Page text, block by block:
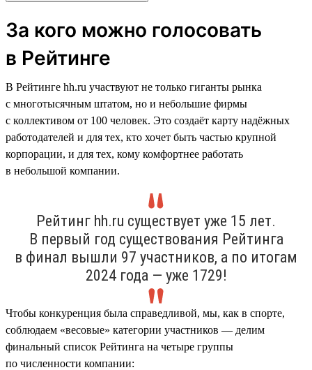
За кого можно голосовать
в Рейтинге
В Рейтинге hh.ru участвуют не только гиганты рынка
с многотысячным штатом, но и небольшие фирмы
с коллективом от 100 человек. Это создаёт карту надёжных
работодателей и для тех, кто хочет быть частью крупной
корпорации, и для тех, кому комфортнее работать
в небольшой компании.
Рейтинг hh.ru существует уже 15 лет.
В первый год существования Рейтинга
в финал вышли 97 участников, а по итогам
2024 года — уже 1729!
Чтобы конкуренция была справедливой, мы, как в спорте,
соблюдаем «весовые» категории участников — делим
финальный список Рейтинга на четыре группы
по численности компании: